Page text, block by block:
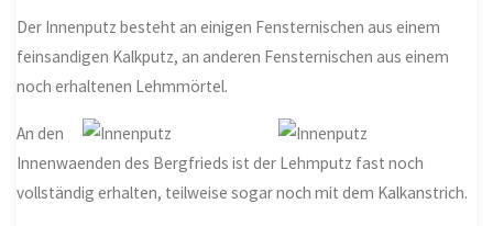
Der Innenputz besteht an einigen Fensternischen aus einem
feinsandigen Kalkputz, an anderen Fensternischen aus einem
noch erhaltenen Lehmmörtel.
An den
Innenwaenden des Bergfrieds ist der Lehmputz fast noch
vollständig erhalten, teilweise sogar noch mit dem Kalkanstrich.